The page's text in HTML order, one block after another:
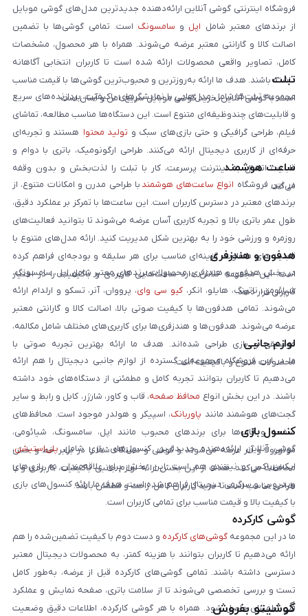
فروشگاه اینترنتی گوشی آنلاین ارائه‌دهنده جدیدترین مدل‌های گوشی موبایل
از برندهای معتبر شامل اپل و سامسونگ است. تمامی گوشی‌ها با تضمین
اصالت کالا و گارانتی معتبر عرضه می‌شوند. همراه با هر محصول، مشخصات
کامل، تصاویر واقعی محصولات ارائه شده است تا کاربران انتخابی آگاهانه
داشته باشند. هدف ما ارائه به‌روزترین و محبوب‌ترین گوشی‌ها با قیمت مناسب
است. با گوشی آنلاین، خرید گوشی موبایل سریع، امن و آسان است.
تبلت
مجموعه تبلت‌ها شامل مدل‌هایی با نمایشگرهای باکیفیت، پردازنده‌های سریع
و قابلیت‌های چندوظیفه‌ای متنوع است. این دستگاه‌ها مناسب مطالعه، تماشای
فیلم، طراحی گرافیکی و حتی بازی‌های سبک و تولید محتوا هستند و تجربه‌ای
حرفه‌ای از کاربری دیجیتال ارائه می‌کنند. طراحی ارگونومیک، باتری با دوام و
قابلیت اتصال به اینترنت پرسرعت، کار با تبلت را لذت‌بخش و بدون وقفه
می‌کند.
ساعت هوشمند
در این فروشگاه انواع ساعت‌های هوشمند با طراحی مدرن و امکانات متنوع، از
برندهای معتبر در دسترس کاربران است. این ساعت‌ها با تمرکز بر عملکرد دقیق،
طول عمر باتری بالا و تجربه کاربری آسان عرضه می‌شوند تا بتوانید فعالیت‌های
روزمره و ورزشی خود را به بهترین شکل مدیریت کنید. ارائه مدل‌های متنوع با
قابلیت‌های متفاوت، گزینه‌ای مناسب برای هر سلیقه و بودجه‌ای فراهم کرده
است. این مجموعه تلاش دارد ساعت‌هایی کاربردی و باکیفیت را در اختیار
کاربران قرار دهد.
هدفون و هندزفری
در بخش هدفون و هندزفری، محصولات برندهای معتبر شامل اپل، سامسونگ،
شیائومی، ناتینگ، هایلو، انکر، کیو سی وای، پرووان، آنر، تسکو و ارلدام ارائه
می‌شوند. تمامی هدفون‌ها با کیفیت صوتی بالا، اصالت کالا و گارانتی معتبر
عرضه می‌شوند. هدفون‌ها و هندزفری‌ها برای کاربری‌های مختلف شامل مکالمه،
موسیقی و بازی طراحی شده‌اند. هدف ما ارائه بهترین تجربه صوتی با
محصولات متنوع و باکیفیت است.
لوازم جانبی
ما در این فروشگاه مجموعه‌ای گسترده از لوازم جانبی دیجیتال را هم ارائه
می‌دهیم تا کاربران بتوانند تجربه کامل و مطمئنی از دستگاه‌های خود داشته
باشند. در این بخش انواع محافظ صفحه، قاب و کاور، شارژر، کابل و رابط و سایر
گجت‌های هوشمند مانند پاوربانک، اسپیکر و هولدر موجود است. محافظ‌های
صفحه و قاب‌ها برای برندهای محبوب مانند اپل، سامسونگ، شیائومی،
موتورولا و آنر عرضه می‌شوند و گوشی و دستگاه شما را در برابر خط و خش
محافظت می‌کنند. هدف از این بخش ارائه لوازم جانبی باکیفیت، کاربردی و با
طراحی مناسب است تا خرید کاربران کامل، راحت و مطمئن باشد.
کنسول بازی
گوشی آنلاین ارائه‌دهنده جدیدترین کنسول‌های بازی شامل پلی‌استیشن،
ایکس‌باکس و نینتندو هم است. این بخش برای علاقه‌مندان به بازی‌های
ویدیویی و سرگرمی دیجیتال فراهم شده است. هدف ما ارائه کنسول‌های بازی
با کیفیت بالا و قیمت مناسب برای تمامی کاربران است.
گوشی کارکرده
ما در این مجموعه گوشی‌های کارکرده و دست دوم با کیفیت تضمین‌شده را هم
ارائه می‌دهیم تا کاربران بتوانند با هزینه کمتر، به محصولات دیجیتال معتبر
دسترسی داشته باشند. تمامی گوشی‌های کارکرده قبل از عرضه، به‌طور کامل
تست و بررسی تخصصی می‌شوند تا از سلامت باتری، صفحه نمایش و عملکرد
فنی اطمینان حاصل شود. همراه با هر گوشی کارکرده، اطلاعات دقیق وضعیت
گوشیتو بفروش